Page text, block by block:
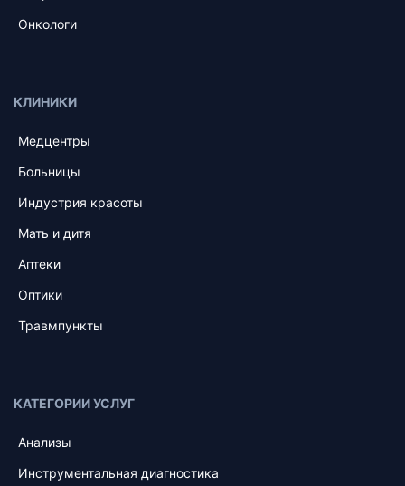
Онкологи
КЛИНИКИ
Медцентры
Больницы
Индустрия красоты
Мать и дитя
Аптеки
Оптики
Травмпункты
КАТЕГОРИИ УСЛУГ
Анализы
Инструментальная диагностика